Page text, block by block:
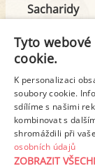
Sacharidy
z toho
Tuk
z toho
Tyto
cookie.
K personalizaci
soubory cookie.
sdílíme s našimi
kombinovat s
shromáždili při
osobních údajů
ZOBRAZIT